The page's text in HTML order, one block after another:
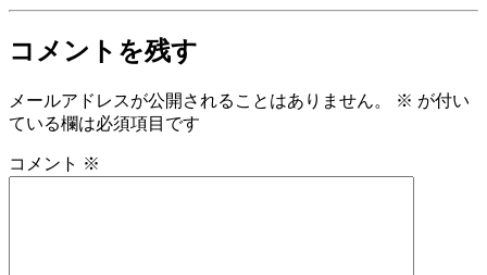
コメントを残す
メールアドレスが公開されることはありません。 ※ が付い
ている欄は必須項目です
コメント ※